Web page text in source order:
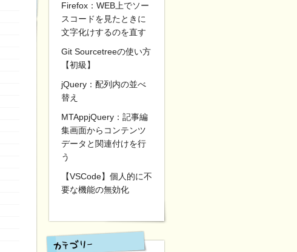
Firefox：WEB上でソー
スコードを見たときに
文字化けするのを直す
Git Sourcetreeの使い方
【初級】
jQuery：配列内の並べ
替え
MTAppjQuery：記事編
集画面からコンテンツ
データと関連付けを行
う
【VSCode】個人的に不
要な機能の無効化